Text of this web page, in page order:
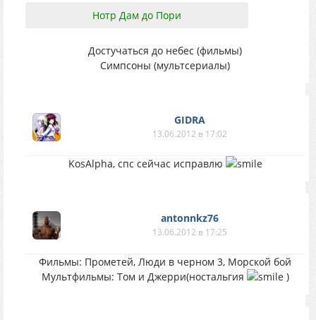
Нотр Дам до Пори
Достучаться до небес (фильмы)
Симпсоны (мультсериалы)
GIDRA
13.06.2012 в 17:02
KosAlpha, спс сейчас исправлю
antonnkz76
13.06.2012 в 17:25
Фильмы: Прометей, Люди в черном 3, Морской бой
Мультфильмы: Том и Джерри(ностальгия
)